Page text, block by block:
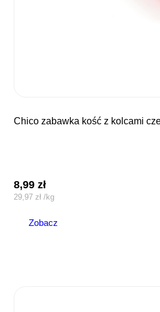
chico zabawka kość z kolcami
8,99zł
29,97 zł /kg
Zobacz